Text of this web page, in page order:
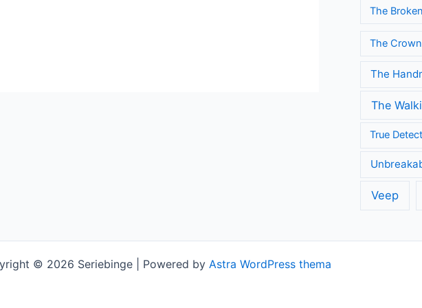
The
The Crown
The
The
True
Veep
© 2026 Seriebinge | Powered by Astra WordPress thema